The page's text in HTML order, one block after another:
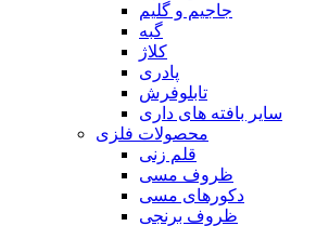
جاجیم و گلیم
گبه
کلاژ
پادری
تابلوفرش
سایر بافته های داری
محصولات فلزی
قلم زنی
ظروف مسی
دکورهای مسی
ظروف برنجی